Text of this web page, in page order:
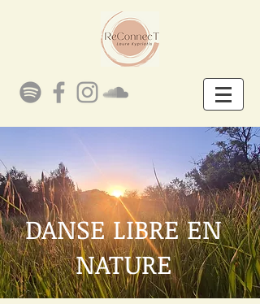
DANSE LIBRE EN
NATURE